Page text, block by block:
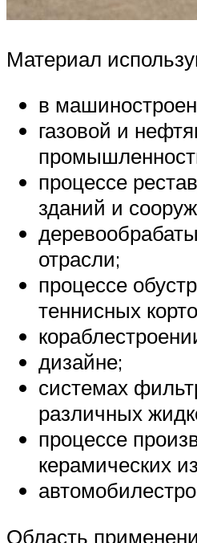
Материал
в
газовой и
процессе
зданий и
отрасли;
процессе
теннисных
дизайне;
системах
различных
процессе
керамических
Область